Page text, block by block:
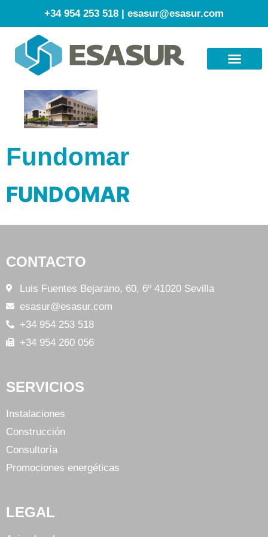
+34 954 253 518 | esasur@esasur.com
Fundomar
FUNDOMAR
CONTACTO
Luis Fuentes Bejarano, 60, 6º 41020 Sevilla
esasur@esasur.com
+34 954 253 518
+34 954 260 056
SERVICIOS
Instalaciones
Construcción
Consultoría
Promociones energéticas
LEGAL